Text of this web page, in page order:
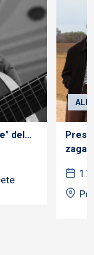
del...